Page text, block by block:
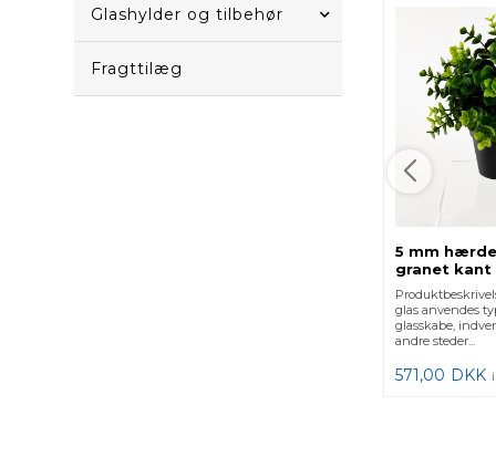
Glashylder og tilbehør
Fragttilæg
5 mm
granet kant
glas anvendes
glasskabe,
andre steder...
571,00 DKK